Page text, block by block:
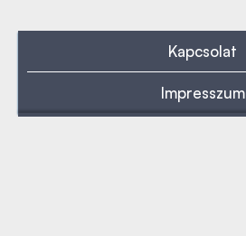
Kapcsolat
Impresszum